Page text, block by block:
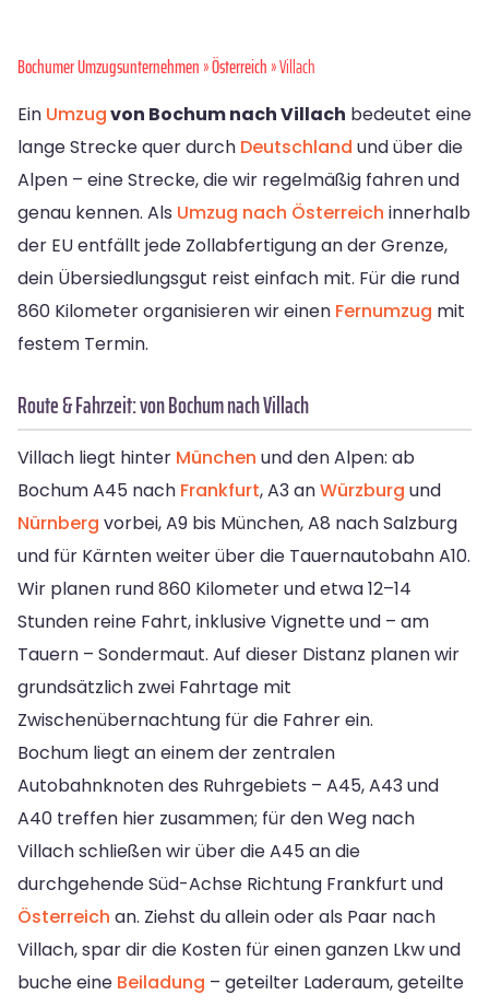
Bochumer Umzugsunternehmen»Österreich» Villach
Ein Umzugvon Bochum nach Villach bedeutet eine
lange Strecke quer durch Deutschland und über die
Alpen – eine Strecke, die wir regelmäßig fahren und
genau kennen. Als Umzug nach Österreich innerhalb
der EU entfällt jede Zollabfertigung an der Grenze,
dein Übersiedlungsgut reist einfach mit. Für die rund
860 Kilometer organisieren wir einen Fernumzug mit
festem Termin.
Route & Fahrzeit: von Bochum nach Villach
Villach liegt hinter München und den Alpen: ab
Bochum A45 nach Frankfurt, A3 anWürzburg und
Nürnberg vorbei, A9 bis München, A8 nach Salzburg
und für Kärnten weiter über die Tauernautobahn A10.
Wir planen rund 860 Kilometer und etwa 12–14
Stunden reine Fahrt, inklusive Vignette und – am
Tauern – Sondermaut. Auf dieser Distanz planen wir
grundsätzlich zwei Fahrtage mit
Zwischenübernachtung für die Fahrer ein.
Bochum liegt an einem der zentralen
Autobahnknoten des Ruhrgebiets – A45, A43 und
A40 treffen hier zusammen; für den Weg nach
Villach schließen wir über die A45 an die
durchgehende Süd-Achse Richtung Frankfurt und
Österreich an. Ziehst du allein oder als Paar nach
Villach, spar dir die Kosten für einen ganzen Lkw und
buche eine Beiladung – geteilter Laderaum, geteilte